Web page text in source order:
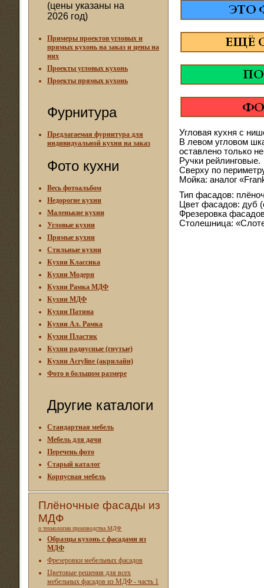
(цены указаны на
2026 год)
Примеры проектов угловых и
прямых кухонь на заказ и цены на
них
Проекты угловых кухонь
Проекты прямых кухонь
Фурнитура
Предлагаемая фурнитура для
индивидуальной кухни на заказ
Фото кухни
Весь фотоальбом
Недорогие кухни
Маленькие кухни
Угловые кухни
Прямые кухни
Стильные кухни
Кухни Классика
Кухни Модерн
Кухни Рамка МДФ
Кухни МДФ
Кухни Патина
Кухни Ал. Рамка
Кухни Пластик
Кухни радиусные (гнутые)
Кухни Acryline (акрилайн)
Фото в большом размере
Другие каталоги
Стандартная мебель
Мебель для дачи
Перечень фото
Старый каталог
Корпусная мебель
Плёночные фасады из
МДФ
о технологии производства МДФ
Образцы кухонь с фасадами из
МДФ
Фрезеровки мебельных фасадов
Цветовые решения для всех
мебельных фасадов из МДФ - часть 1
Угловая кухня с
В левом угловом
оставлено только
Ручки рейлинговые.
Сверху по
Мойка: аналог
Тип фасадов:
Цвет фасадов: дуб
Фрезеровка
Столешница: